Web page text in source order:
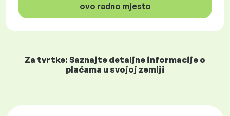
ovo radno mjesto
Za tvrtke: Saznajte detaljne informacije o
plaćama u svojoj zemlji